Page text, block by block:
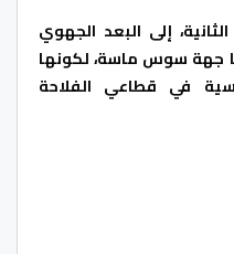
إلى البعد الجهوي
جهة سوس ماسة، لكونها
في قطاعي الفلاحة